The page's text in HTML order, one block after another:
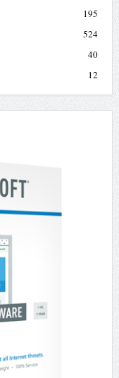
195
524
40
12